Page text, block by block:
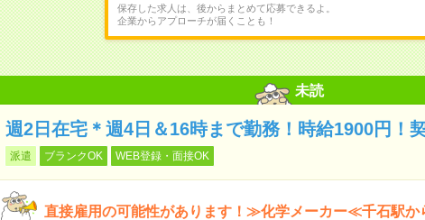
保存した求人は、後からまとめて応募できるよ。
企業からアプローチが届くことも！
未読
週2日在宅＊週4日＆16時まで勤務！時給1900円！
派遣 ブランクOK WEB登録・面接OK
直接雇用の可能性があります！≫化学メーカー≪千石駅か